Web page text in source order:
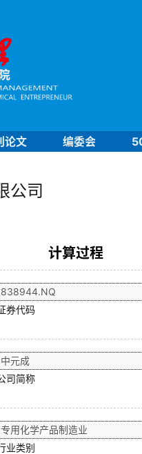
论文 编委会
公司
计算过程
券代码
司简称
业类别